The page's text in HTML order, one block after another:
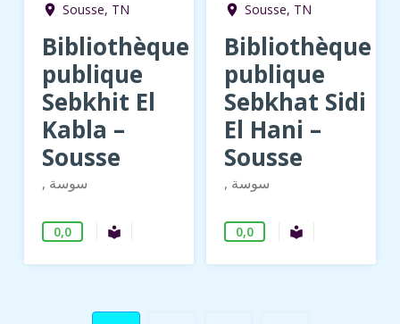
room Sousse, TN
Bibliothèque
publique
Sebkhit El
Kabla –
Sousse
, سوسة
0,0 local_library Bibliothèque publique
room Sousse, TN
Bibliothèque
publique
Sebkhat Sidi
El Hani –
Sousse
, سوسة
0,0 local_library